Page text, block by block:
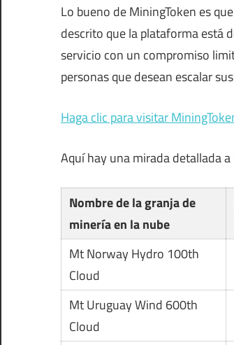
Lo bueno de MiningToken es
descrito que la plataforma está
servicio con un compromiso
personas que desean escalar
Haga clic para visitar
Aquí hay una mirada detallada
Nombre de la granja de
minería en la nube
Mt Norway Hydro 100th
Cloud
Mt Uruguay Wind 600th
Cloud